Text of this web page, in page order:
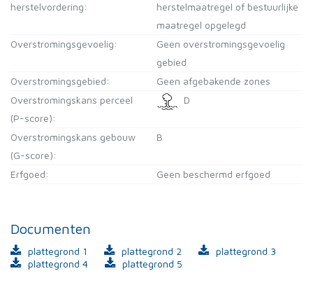
herstelvordering:
herstelmaatregel of bestuurlijke
maatregel opgelegd
Overstromingsgevoelig:
Geen overstromingsgevoelig
gebied
Overstromingsgebied:
Geen afgebakende zones
Overstromingskans perceel
(P-score):
D
Overstromingskans gebouw
(G-score):
B
Erfgoed: Geen beschermd erfgoed
Documenten
plattegrond 1 plattegrond 2
plattegrond 3
plattegrond 4
plattegrond 5